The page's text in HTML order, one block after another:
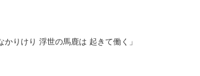
かりけり 浮世の馬鹿は 起きて働く」